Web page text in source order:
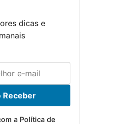
dicas e
Receber
a Política de